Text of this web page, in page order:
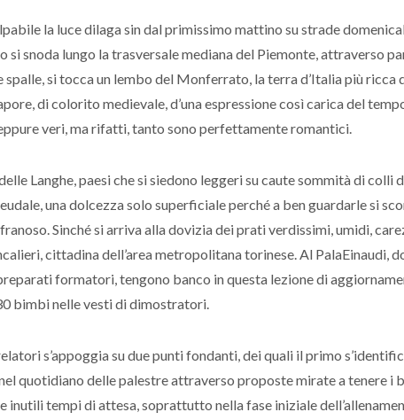
la luce dilaga sin dal primissimo mattino su strade
si snoda lungo la trasversale mediana del Piemonte, attraverso
spalle, si tocca un lembo del Monferrato, la terra d’Italia più ricca
di colorito medievale, d’una espressione così carica del
veri, ma rifatti, tanto sono perfettamente romantici.
Langhe, paesi che si siedono leggeri su caute sommità di colli
una dolcezza solo superficiale perché a ben guardarle si
Sinché si arriva alla dovizia dei prati verdissimi, umidi,
cittadina dell’area metropolitana torinese. Al PalaEinaudi,
formatori, tengono banco in questa lezione di
bimbi nelle vesti di dimostratori.
s’appoggia su due punti fondanti, dei quali il primo
quotidiano delle palestre attraverso proposte mirate a tenere i
inutili tempi di attesa, soprattutto nella fase iniziale